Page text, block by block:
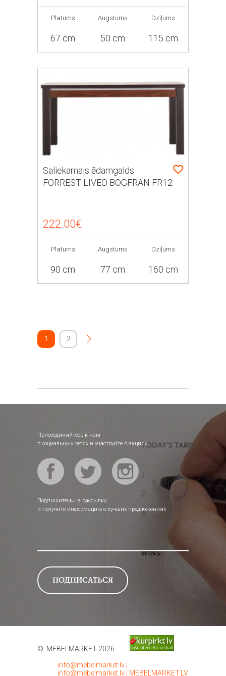
Platums
67 cm
Augstums
50 cm
Dziļums
115 cm
Saliekamais ēdamgalds
FORREST LIVEO BOGFRAN FR12
222.00€
Platums
90 cm
Augstums
77 cm
Dziļums
160 cm
1 2
Присоединяйтесь к нам
в социальных сетях и участвуйте в акциях
Подпишитесь на рассылку
и получите информацию о лучших предложениях
© MEBELMARKET 2026
info@mebelmarket.lv
info@mebelmarket.lv
MEBELMARKET.LV